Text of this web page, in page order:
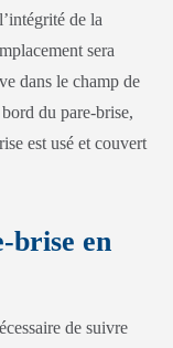
de la
sera
dans le champ de
du pare-brise,
est usé et couvert
brise en
de suivre